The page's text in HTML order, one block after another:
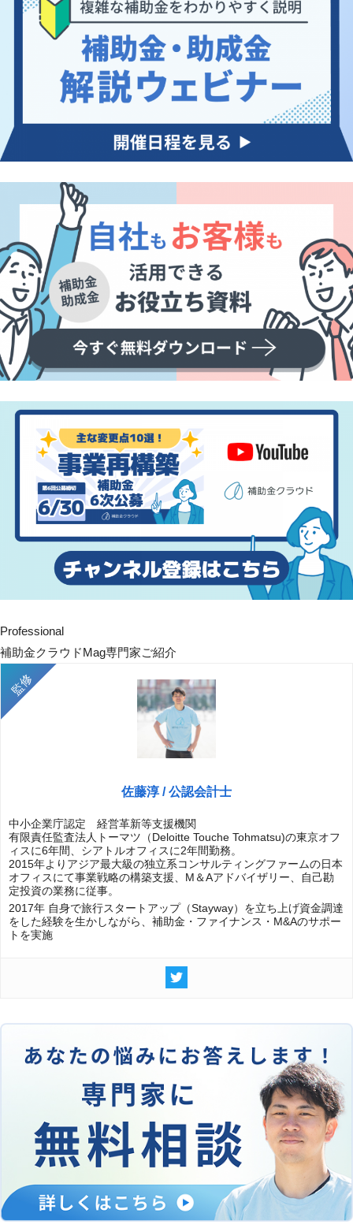
Professional
補助金クラウドMag専門家ご紹介
佐藤淳 / 公認会計士
中小企業庁認定 経営革新等支援機関
有限責任監査法人トーマツ（Deloitte Touche Tohmatsu)の東京オフ
ィスに6年間、シアトルオフィスに2年間勤務。
2015年よりアジア最大級の独立系コンサルティングファームの日本
オフィスにて事業戦略の構築支援、M＆Aアドバイザリー、自己勘
定投資の業務に従事。
2017年 自身で旅行スタートアップ（Stayway）を立ち上げ資金調達
をした経験を生かしながら、補助金・ファイナンス・M&Aのサポー
トを実施